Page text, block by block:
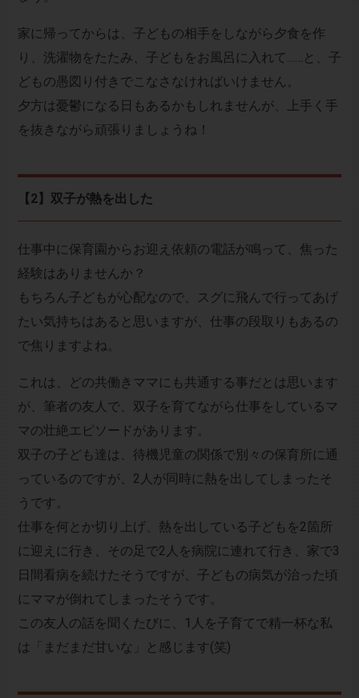
家に帰ってからは、子どもの相手をしながら夕食を作
り、洗濯物をたたみ、子どもをお風呂に入れて……と、子
どもの愚図り付きでこなさなければいけません。
夕方は憂鬱になる日もあるかもしれませんが、上手く手
を抜きながら頑張りましょうね！
【2】双子が熱を出した
仕事中に保育園からお迎え依頼の電話が鳴って、焦った
経験はありませんか？
もちろん子どもが心配なので、スグに飛んで行ってあげ
たい気持ちはあると思いますが、仕事の段取りもあるの
で焦りますよね。
これは、どの共働きママにも共通する事だとは思います
が、筆者の友人で、双子を育てながら仕事をしているマ
マの壮絶エピソードがあります。
双子の子ども達は、待機児童の関係で別々の保育所に通
っているのですが、2人が同時に熱を出してしまったそ
うです。
仕事を何とか切り上げ、熱を出している子どもを2箇所
に迎えに行き、その足で2人を病院に連れて行き、家で3
日間看病を続けたそうですが、子どもの病気が治った頃
にママが倒れてしまったそうです。
この友人の話を聞くたびに、1人を子育てで精一杯な私
は「まだまだ甘いな」と感じます(笑)